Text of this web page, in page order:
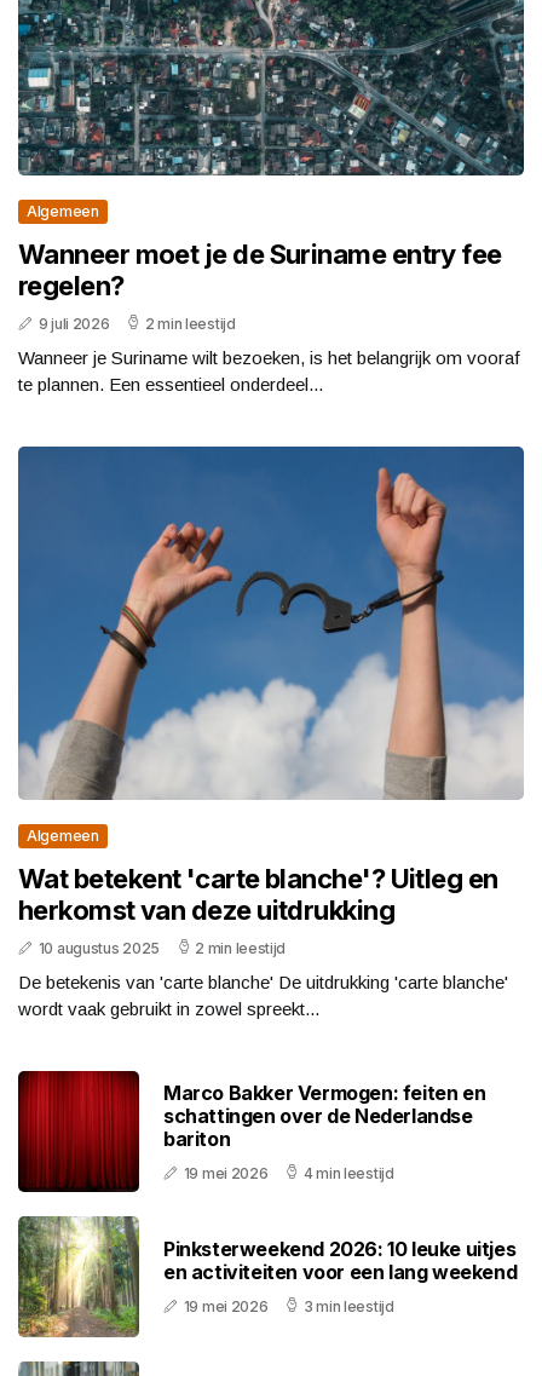
Algemeen
Wanneer moet je de Suriname entry fee
regelen?
9 juli 2026 2 min leestijd
Wanneer je Suriname wilt bezoeken, is het belangrijk om vooraf
te plannen. Een essentieel onderdeel...
Algemeen
Wat betekent 'carte blanche'? Uitleg en
herkomst van deze uitdrukking
10 augustus 2025 2 min leestijd
De betekenis van 'carte blanche' De uitdrukking 'carte blanche'
wordt vaak gebruikt in zowel spreekt...
Marco Bakker Vermogen: feiten en
schattingen over de Nederlandse
bariton
19 mei 2026 4 min leestijd
Pinksterweekend 2026: 10 leuke uitjes
en activiteiten voor een lang weekend
19 mei 2026 3 min leestijd